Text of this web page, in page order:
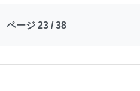
ページ 23 / 38